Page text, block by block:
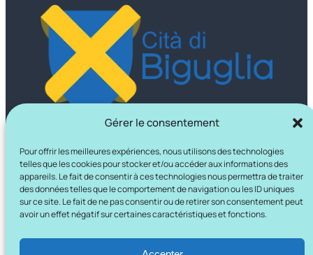
Gérer le consentement
Pour offrir les meilleures expériences, nous utilisons des technologies
telles que les cookies pour stocker et/ou accéder aux informations des
appareils. Le fait de consentir à ces technologies nous permettra de traiter
des données telles que le comportement de navigation ou les ID uniques
sur ce site. Le fait de ne pas consentir ou de retirer son consentement peut
avoir un effet négatif sur certaines caractéristiques et fonctions.